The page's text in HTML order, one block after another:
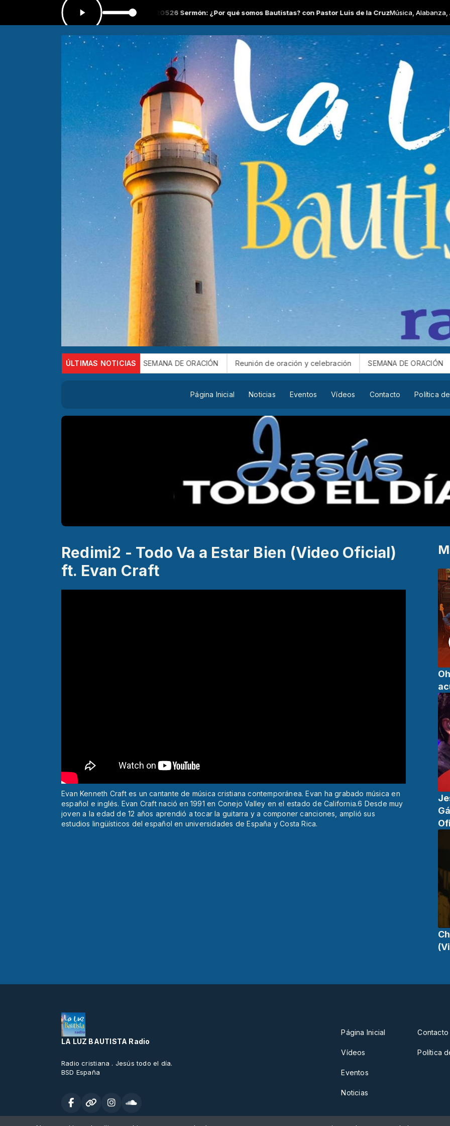
Tocando ahora: PP220526 Sermón: ¿Por qué somos Bautistas? con Pastor Luis de la CruzMúsica, Alabanza, Adoración con
ÚLTIMAS NOTICIAS
oración y celebración SEMANA DE ORACIÓN Reunión de oración y celebración SEMANA DE ORACIÓN Reunión
Página Inicial Noticias Eventos Vídeos Contacto Política
Redimi2 - Todo Va a Estar Bien (Video Oficial)
ft. Evan Craft
Evan Kenneth Craft es un cantante de música cristiana contemporánea. Evan ha grabado música en
español e inglés. Evan Craft nació en 1991 en Conejo Valley en el estado de California.6 Desde muy
joven a la edad de 12 años aprendió a tocar la guitarra y a componer canciones, amplió sus
estudios lingüísticos del español en universidades de España y Costa Rica.
LA LUZ BAUTISTA Radio
Radio cristiana . Jesús todo el día.
BSD España
Página Inicial
Vídeos
Eventos
Noticias
Contacto
Política